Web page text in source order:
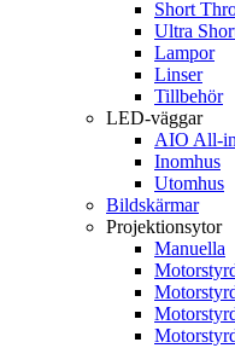
Short
Ultra
Lampor
Linser
Tillbehör
LED-väggar
AIO All-
Inomhus
Utomhus
Bildskärmar
Projektionsytor
Manuella